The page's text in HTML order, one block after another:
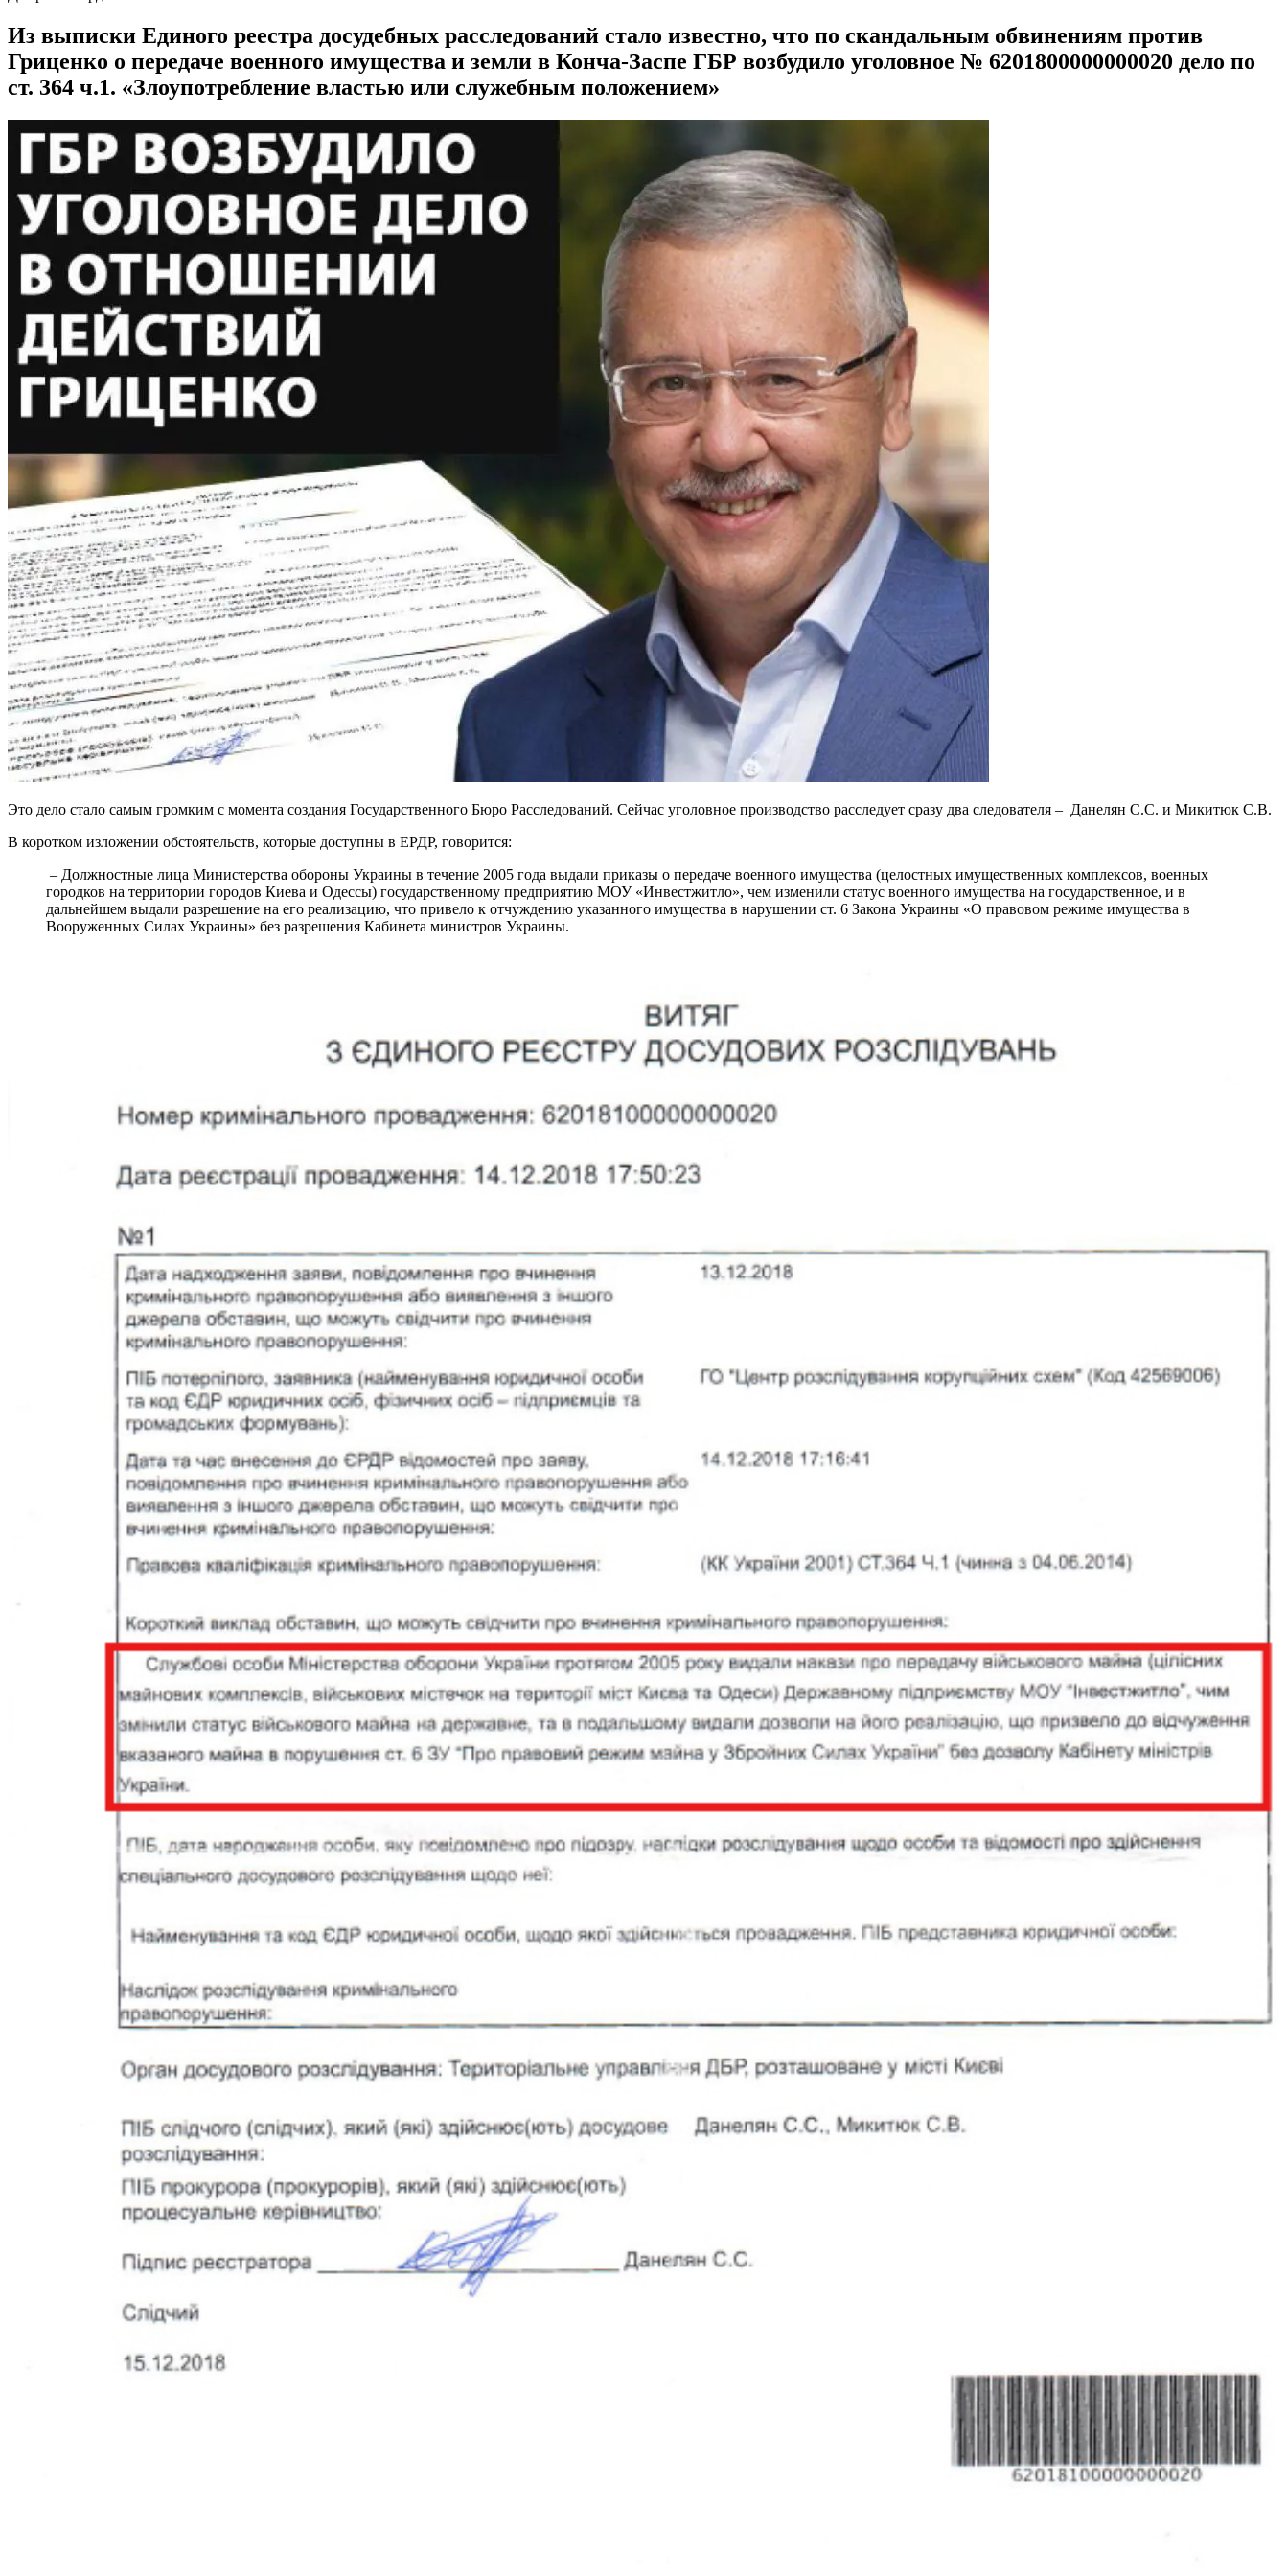
Из выписки Единого реестра досудебных расследований стало известно, что по скандальным обвинениям против
Гриценко о передаче военного имущества и земли в Конча-Заспе ГБР возбудило уголовное № 6201800000000020 дело по
ст. 364 ч.1. «Злоупотребление властью или служебным положением»
Это дело стало самым громким с момента создания Государственного Бюро Расследований. Сейчас уголовное производство расследует сразу два следователя – Данелян С.С. и Микитюк С.В.
В коротком изложении обстоятельств, которые доступны в ЕРДР, говорится:
– Должностные лица Министерства обороны Украины в течение 2005 года выдали приказы о передаче военного имущества (целостных имущественных комплексов, военных
городков на территории городов Киева и Одессы) государственному предприятию МОУ «Инвестжитло», чем изменили статус военного имущества на государственное, и в
дальнейшем выдали разрешение на его реализацию, что привело к отчуждению указанного имущества в нарушении ст. 6 Закона Украины «О правовом режиме имущества в
Вооруженных Силах Украины» без разрешения Кабинета министров Украины.